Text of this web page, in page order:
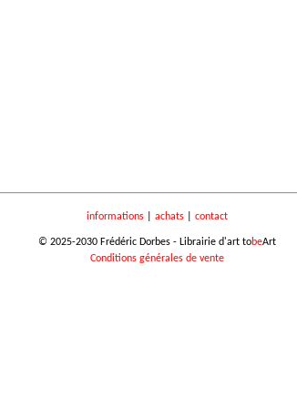
informations| achats| contact
© 2025-2030 Frédéric Dorbes - Librairie d'art tobeArt
Conditions générales de vente